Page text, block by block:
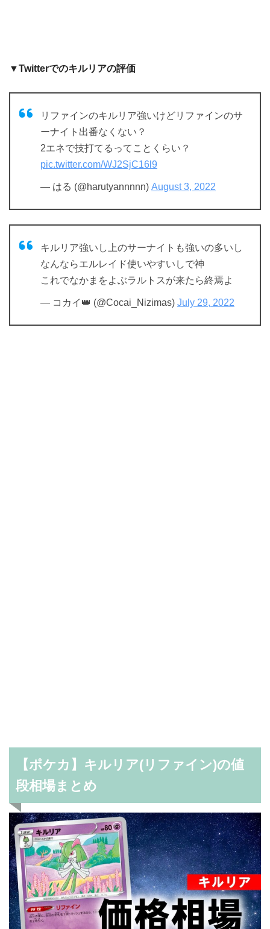
▼Twitterでのキルリアの評価
リファインのキルリア強いけどリファインのサ
ーナイト出番なくない？
2エネで技打てるってことくらい？
pic.twitter.com/WJ2SjC16l9
— はる (@harutyannnnn) August 3, 2022
キルリア強いし上のサーナイトも強いの多いし
なんならエルレイド使いやすいしで神
これでなかまをよぶラルトスが来たら終焉よ
— コカイ👑 (@Cocai_Nizimas) July 29, 2022
【ポケカ】キルリア(リファイン)の値
段相場まとめ